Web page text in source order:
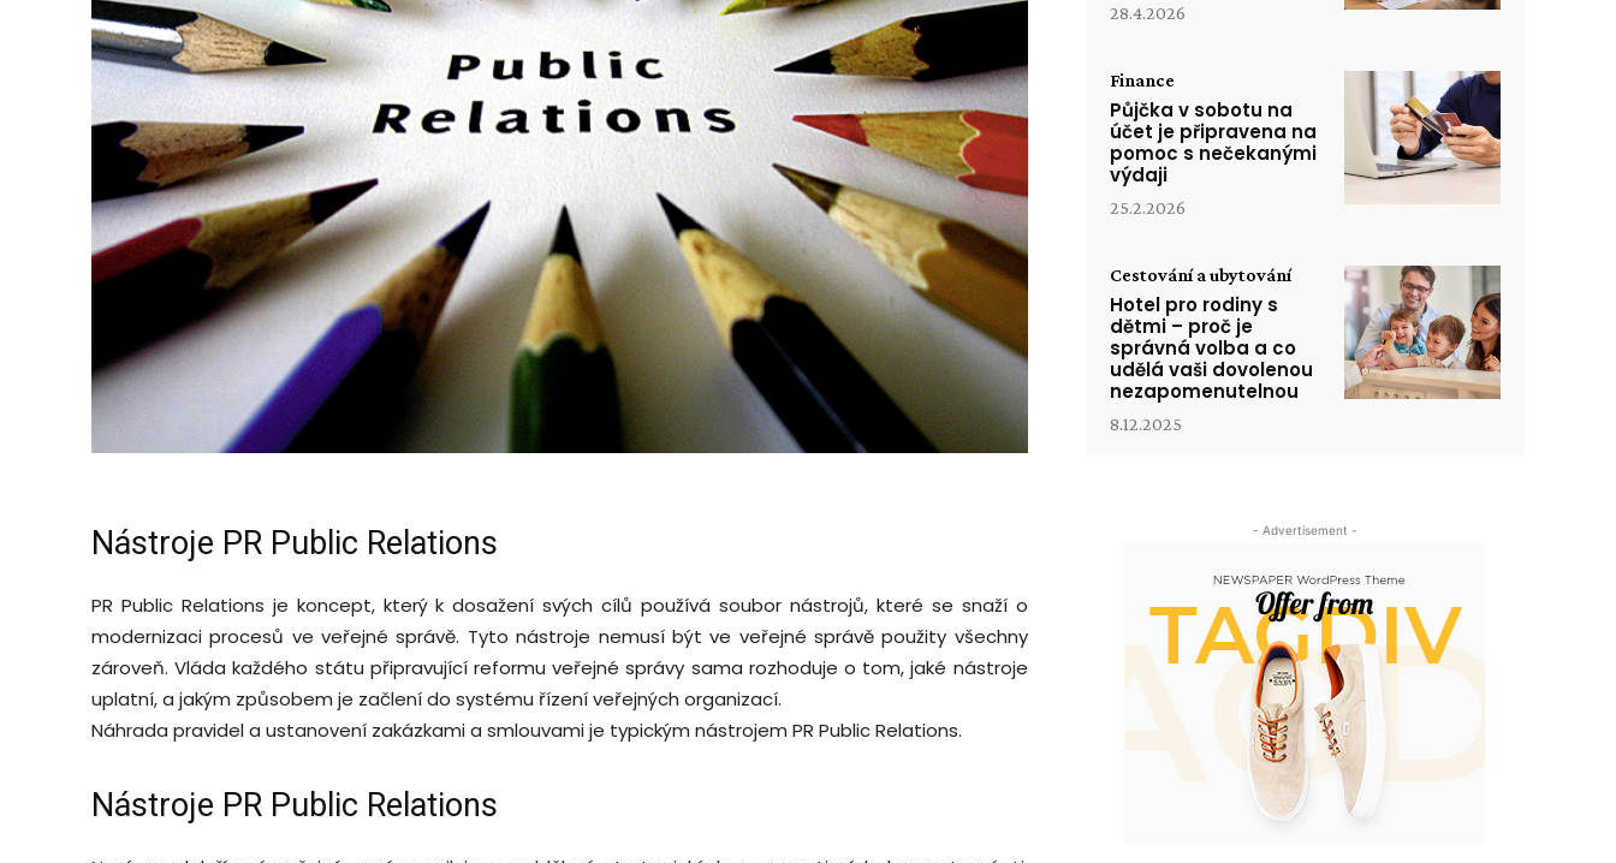
Nástroje PR Public Relations
PR Public Relations je koncept, který k dosažení svých cílů používá soubor nástrojů, které se snaží o
modernizaci procesů ve veřejné správě. Tyto nástroje nemusí být ve veřejné správě použity všechny
zároveň. Vláda každého státu připravující reformu veřejné správy sama rozhoduje o tom, jaké nástroje
uplatní, a jakým způsobem je začlení do systému řízení veřejných organizací.
Náhrada pravidel a ustanovení zakázkami a smlouvami je typickým nástrojem PR Public Relations.
Nástroje PR Public Relations
28.4.2026
Finance
Půjčka v sobotu na
účet je připravena na
pomoc s nečekanými
výdaji
25.2.2026
Cestování a ubytování
Hotel pro rodiny s
dětmi – proč je
správná volba a co
udělá vaši dovolenou
nezapomenutelnou
8.12.2025
- Advertisement -